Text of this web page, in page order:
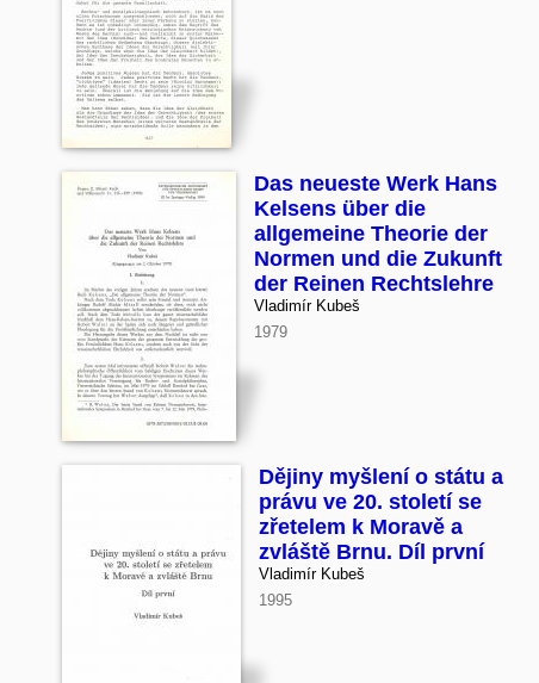
Das neueste Werk Hans
Kelsens über die
allgemeine Theorie der
Normen und die Zukunft
der Reinen Rechtslehre
Vladimír Kubeš
1979
Dějiny myšlení o státu a
právu ve 20. století se
zřetelem k Moravě a
zvláště Brnu. Díl první
Vladimír Kubeš
1995